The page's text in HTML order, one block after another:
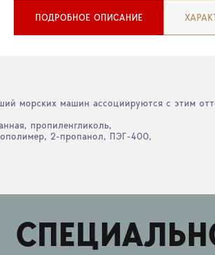
ПОДРОБНОЕ ОПИСАНИЕ
морских машин ассоциируются с этим
пропиленгликоль,
2-пропанол, ПЭГ-400,